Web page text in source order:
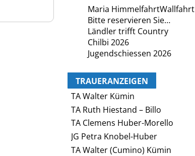
Maria HimmelfahrtWallfahrt
Bitte reservieren Sie…
Ländler trifft Country
Chilbi 2026
Jugendschiessen 2026
TRAUERANZEIGEN
TA Walter Kümin
TA Ruth Hiestand – Billo
TA Clemens Huber-Morello
JG Petra Knobel-Huber
TA Walter (Cumino) Kümin